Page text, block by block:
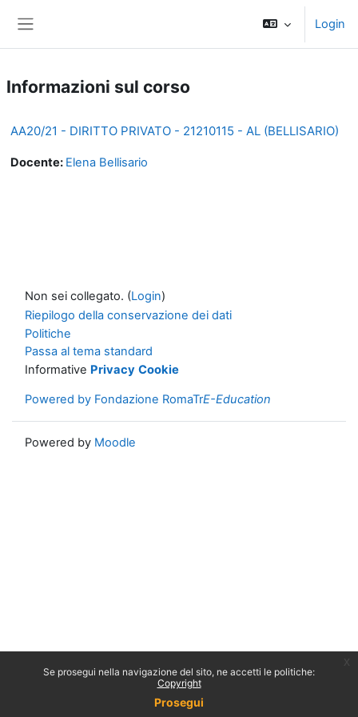
Se prosegui nella navigazione del sito, ne accetti le politiche:
Copyright
Prosegui
Login
Informazioni sul corso
AA20/21 - DIRITTO PRIVATO - 21210115 - AL (BELLISARIO)
Docente: Elena Bellisario
Non sei collegato. (Login)
Riepilogo della conservazione dei dati
Politiche
Passa al tema standard
Informative Privacy Cookie
Powered by Fondazione RomaTrE-Education
Powered by Moodle